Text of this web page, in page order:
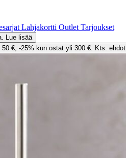
Lahjakortti Outlet Tarjoukset
Lue lisää
€, -25% kun ostat yli 300 €. Kts. ehdot